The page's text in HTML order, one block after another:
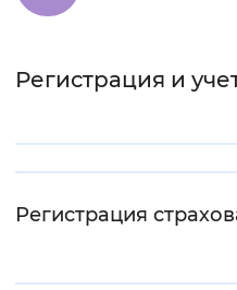
Нормальный
Регистрация и
Регистрация